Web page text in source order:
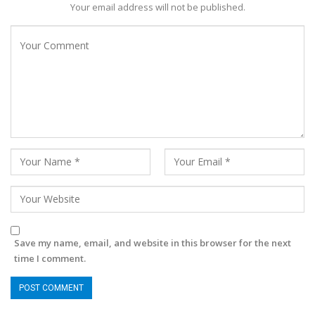
Your email address will not be published.
Save my name, email, and website in this browser for the next
time I comment.